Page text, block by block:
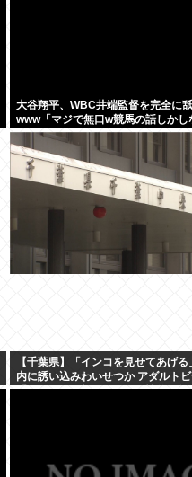
大谷翔平、WBC井端監督を完全に
www「マジで無口w競馬の話しかし
本代表は内部崩壊
【千葉県】「インコを見せてあげ
内に誘い込みわいせつか アダルト
「どのような顔をするのか性的な